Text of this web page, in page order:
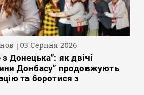
03 Серпня 2026
Донецька”: як двічі
Донбасу” продовжують
та боротися з